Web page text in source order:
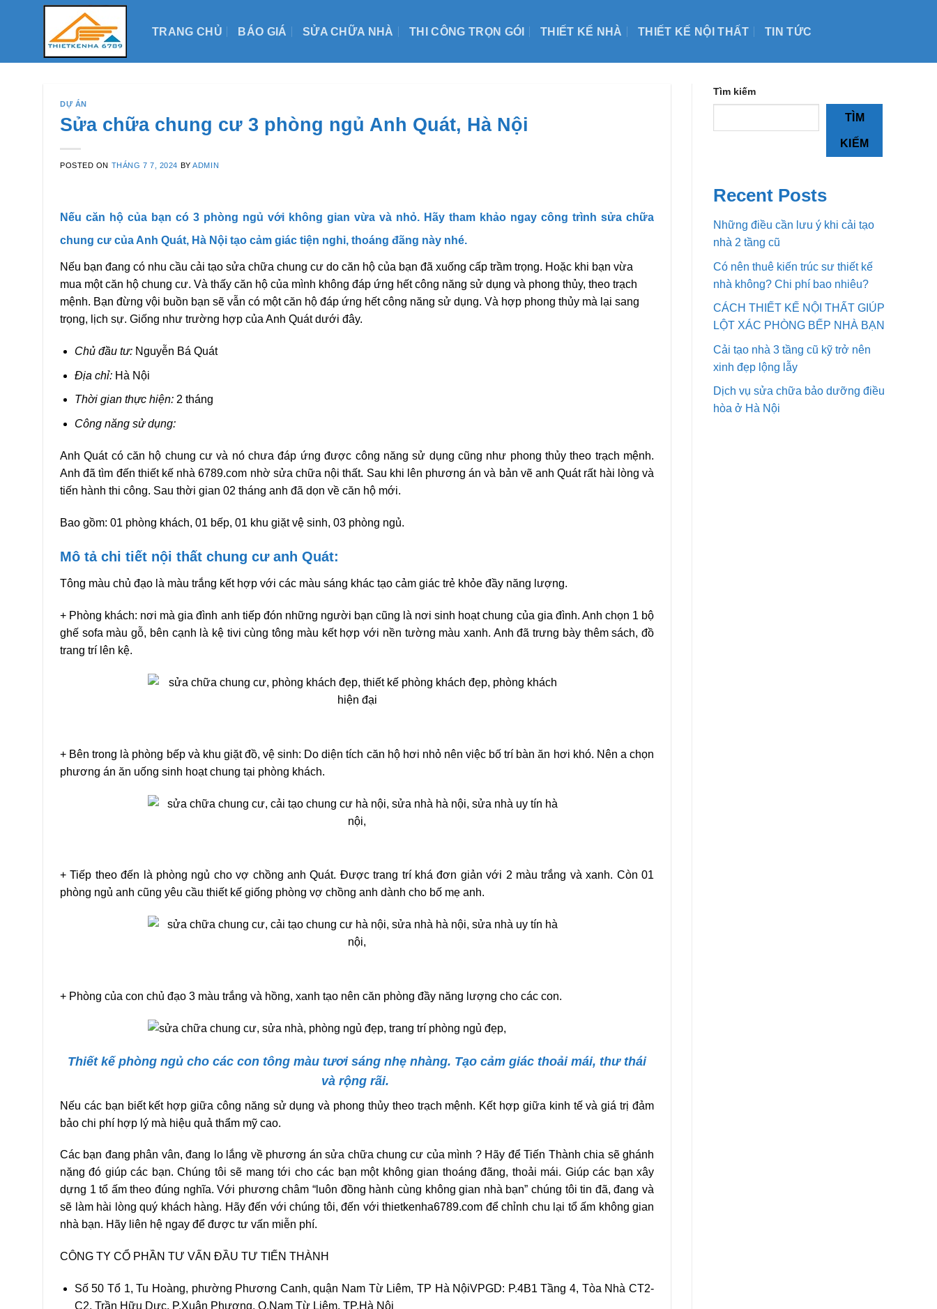
TRANG CHỦ BÁO GIÁ SỬA CHỮA NHÀ THI CÔNG TRỌN GÓI THIẾT KẾ NHÀ THIẾT KẾ NỘI THẤT TIN TỨC
DỰ ÁN
Sửa chữa chung cư 3 phòng ngủ Anh Quát, Hà Nội
POSTED ON THÁNG 7 7, 2024 BYADMIN
Nếu căn hộ của bạn có 3 phòng ngủ với không gian vừa và nhỏ. Hãy tham khảo ngay công trình sửa chữa
chung cư của Anh Quát, Hà Nội tạo cảm giác tiện nghi, thoáng đãng này nhé.
Nếu bạn đang có nhu cầu cải tạo sửa chữa chung cư do căn hộ của bạn đã xuống cấp trầm trọng. Hoặc khi bạn vừa
mua một căn hộ chung cư. Và thấy căn hộ của mình không đáp ứng hết công năng sử dụng và phong thủy, theo trạch
mệnh. Bạn đừng vội buồn bạn sẽ vẫn có một căn hộ đáp ứng hết công năng sử dụng. Và hợp phong thủy mà lại sang
trọng, lịch sự. Giống như trường hợp của Anh Quát dưới đây.
Chủ đầu tư:Nguyễn Bá Quát
Địa chỉ:Hà Nội
Thời gian thực hiện:2 tháng
Công năng sử dụng:
Anh Quát có căn hộ chung cư và nó chưa đáp ứng được công năng sử dụng cũng như phong thủy theo trạch mệnh.
Anh đã tìm đến thiết kế nhà 6789.com nhờ sửa chữa nội thất. Sau khi lên phương án và bản vẽ anh Quát rất hài lòng và
tiến hành thi công. Sau thời gian 02 tháng anh đã dọn về căn hộ mới.
Bao gồm: 01 phòng khách, 01 bếp, 01 khu giặt vệ sinh, 03 phòng ngủ.
Mô tả chi tiết nội thất chung cư anh Quát:
Tông màu chủ đạo là màu trắng kết hợp với các màu sáng khác tạo cảm giác trẻ khỏe đầy năng lượng.
+ Phòng khách: nơi mà gia đình anh tiếp đón những người bạn cũng là nơi sinh hoạt chung của gia đình. Anh chọn 1 bộ
ghế sofa màu gỗ, bên cạnh là kệ tivi cùng tông màu kết hợp với nền tường màu xanh. Anh đã trưng bày thêm sách, đồ
trang trí lên kệ.
+ Bên trong là phòng bếp và khu giặt đồ, vệ sinh: Do diện tích căn hộ hơi nhỏ nên việc bố trí bàn ăn hơi khó. Nên a chọn
phương án ăn uống sinh hoạt chung tại phòng khách.
+ Tiếp theo đến là phòng ngủ cho vợ chồng anh Quát. Được trang trí khá đơn giản với 2 màu trắng và xanh. Còn 01
phòng ngủ anh cũng yêu cầu thiết kế giống phòng vợ chồng anh dành cho bố mẹ anh.
+ Phòng của con chủ đạo 3 màu trắng và hồng, xanh tạo nên căn phòng đầy năng lượng cho các con.
Thiết kế phòng ngủ cho các con tông màu tươi sáng nhẹ nhàng. Tạo cảm giác thoải mái, thư thái
và rộng rãi.
Nếu các bạn biết kết hợp giữa công năng sử dụng và phong thủy theo trạch mệnh. Kết hợp giữa kinh tế và giá trị đảm
bảo chi phí hợp lý mà hiệu quả thẩm mỹ cao.
Các bạn đang phân vân, đang lo lắng về phương án sửa chữa chung cư của mình ? Hãy để Tiến Thành chia sẽ ghánh
nặng đó giúp các bạn. Chúng tôi sẽ mang tới cho các bạn một không gian thoáng đãng, thoải mái. Giúp các bạn xây
dựng 1 tổ ấm theo đúng nghĩa. Với phương châm “luôn đồng hành cùng không gian nhà bạn” chúng tôi tin đã, đang và
sẽ làm hài lòng quý khách hàng. Hãy đến với chúng tôi, đến với thietkenha6789.com để chỉnh chu lại tổ ấm không gian
nhà bạn. Hãy liên hệ ngay để được tư vấn miễn phí.
CÔNG TY CỔ PHẦN TƯ VẤN ĐẦU TƯ TIẾN THÀNH
Số 50 Tổ 1, Tu Hoàng, phường Phương Canh, quận Nam Từ Liêm, TP Hà NộiVPGD: P.4B1 Tầng 4, Tòa Nhà CT2-
C2, Trần Hữu Dực, P.Xuân Phương, Q.Nam Từ Liêm, TP.Hà Nội
Tìm kiếm
TÌM
KIẾM
Recent Posts
Những điều cần lưu ý khi cải tạo
nhà 2 tầng cũ
Có nên thuê kiến trúc sư thiết kế
nhà không? Chi phí bao nhiêu?
CÁCH THIẾT KẾ NỘI THẤT GIÚP
LỘT XÁC PHÒNG BẾP NHÀ BẠN
Cải tạo nhà 3 tầng cũ kỹ trở nên
xinh đẹp lộng lẫy
Dịch vụ sửa chữa bảo dưỡng điều
hòa ở Hà Nội